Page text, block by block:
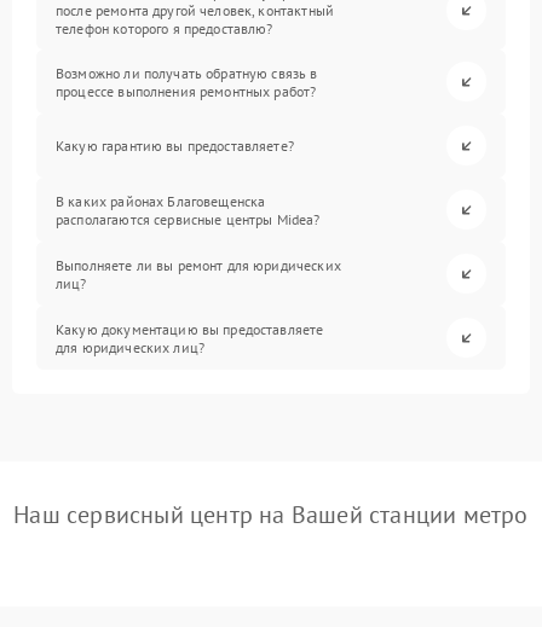
после ремонта другой человек, контактный
телефон которого я предоставлю?
Возможно ли получать обратную связь в
процессе выполнения ремонтных работ?
Какую гарантию вы предоставляете?
В каких районах Благовещенска
располагаются сервисные центры Midea?
Выполняете ли вы ремонт для юридических
лиц?
Какую документацию вы предоставляете
для юридических лиц?
Наш сервисный центр на Вашей станции метро